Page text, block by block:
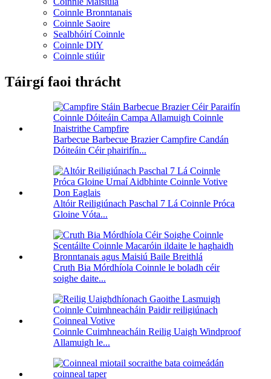
Coinnle Bronntanais
Coinnle Saoire
Sealbhóirí Coinnle
Coinnle DIY
Coinnle stiúir
Táirgí faoi thrácht
Barbecue Barbecue Brazier Campfire Candán
Dóiteáin Céir phairifín...
Altóir Reiligiúnach Paschal 7 Lá Coinnle Próca
Gloine Vóta...
Cruth Bia Mórdhíola Coinnle le boladh céir
soighe daite...
Coinnle Cuimhneacháin Reilig Uaigh Windproof
Allamuigh le...